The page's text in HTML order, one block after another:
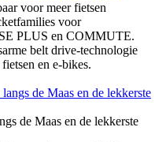
voor meer fietsen
voor
PLUS en COMMUTE.
belt drive-technologie
en e-bikes.
de Maas en de lekkerste